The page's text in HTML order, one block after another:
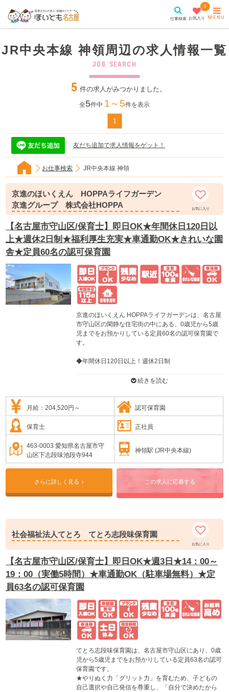
仕事検索
0
お気入り MENU
JR中央本線 神領周辺の求人情報一覧
JOB SEARCH
5 件の求人がみつかりました。
全5件中 1～5件を表示
1
友だち追加で求人情報をゲット！
お仕事検索 JR中央本線 神領
京進のほいくえん HOPPAライフガーデン
京進グループ 株式会社HOPPA
お気に入り
【名古屋市守山区/保育士】即日OK★年間休日120日以
上★週休2日制★福利厚生充実★車通勤OK★きれいな園
舎★定員60名の認可保育園
京進のほいくえん HOPPAライフガーデンは、名古屋
市守山区の閑静な住宅街の中にある、0歳児から5歳
児までをお預かりしている定員60名の認可保育園で
す。
◆年間休日120日以上！週休2日制
◆研修・サポート体制充実
◆退職金制度あり
◆産休育休取得実績あり
≪園の特徴≫
こども達の「やりたい！」を引き出す保育を行って
います！
★HOPPAでは、「知育タイム」、「English
Time」などのオリジナルのプログラムを用意してい
ます。
★「させる」保育ではなく、子ども達の好奇心や自
己肯定感を育む保育を大切に、遊びのから学びに繋
◎HOPPAは総合教育企業・京進（東証スタンダー
ド）のグループ会社として全国に小規模保育園、認
可保育園、学童など全国で72施設を運営していま
続きを読む
月給：204,520円～ 認可保育園
保育士 正社員
463-0003 愛知県名古屋市守
山区下志段味池段寺944
神領駅 (JR中央本線)
さらに詳しく見る この求人に応募する
社会福祉法人てとろ てとろ志段味保育園
お気に入り
【名古屋市守山区/保育士】即日OK★週3日★14：00～
19：00（実働5時間）★車通勤OK（駐車場無料）★定
員63名の認可保育園
てとろ志段味保育園は、名古屋市守山区にあり、0歳
児から5歳児までをお預かりしている定員63名の認可
保育園です。
★やりぬく力「グリット力」を育むため、子どもの
自己選択や自己発信を尊重し、「自分で決めたから